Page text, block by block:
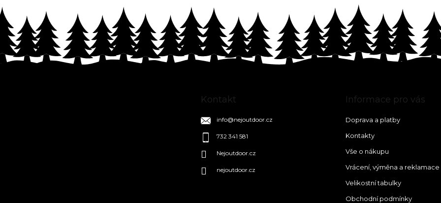
Z
Kontakt
info@nejoutdoor.cz
732 341 581
Nejoutdoor.cz
nejoutdoor.cz
Informace pro vás
Doprava a platby
Kontakty
Vše o nákupu
Vrácení, výměna a reklamace
Velikostní tabulky
Obchodní podmínky